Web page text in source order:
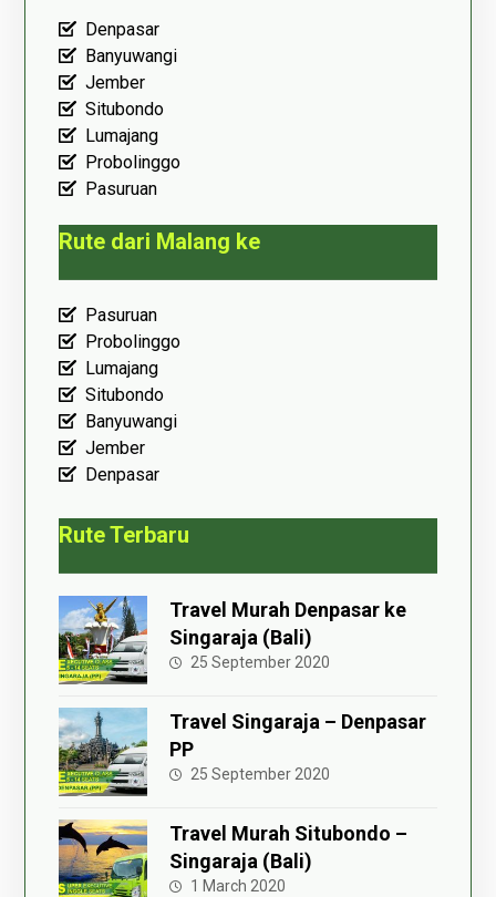
Denpasar
Banyuwangi
Jember
Situbondo
Lumajang
Probolinggo
Pasuruan
Rute dari Malang ke
Pasuruan
Probolinggo
Lumajang
Situbondo
Banyuwangi
Jember
Denpasar
Rute Terbaru
Travel Murah Denpasar ke
Singaraja (Bali)
25 September 2020
Travel Singaraja – Denpasar
PP
25 September 2020
Travel Murah Situbondo –
Singaraja (Bali)
1 March 2020